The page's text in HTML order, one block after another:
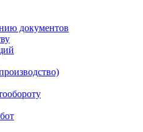
документов